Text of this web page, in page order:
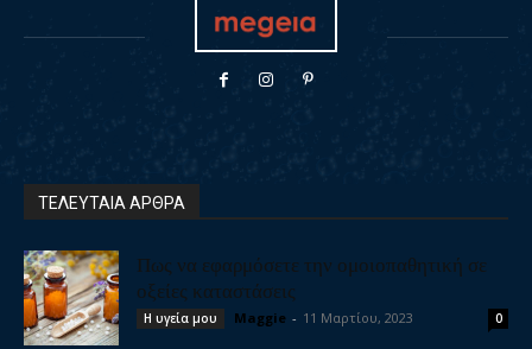
ΤΕΛΕΥΤΑΙΑ ΑΡΘΡΑ
Πως να εφαρμόσετε την ομοιοπαθητική σε
οξείες καταστάσεις
Η υγεία μου Maggie - 11 Μαρτίου, 2023 0